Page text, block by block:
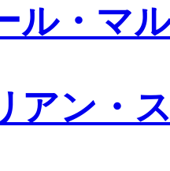
ル・マ
アン・